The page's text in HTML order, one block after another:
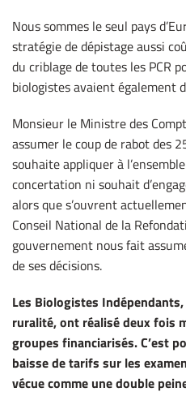
Nous sommes le seul pays
stratégie de dépistage aussi
du criblage de toutes les PCR
biologistes avaient également
Monsieur le Ministre des
assumer le coup de rabot des
souhaite appliquer à
concertation ni souhait
alors que s’ouvrent
Conseil National de la
gouvernement nous fait
de ses décisions.
Les Biologistes
ruralité, ont réalisé deux fois
groupes financiarisés. C’est
baisse de tarifs sur les
vécue comme une double